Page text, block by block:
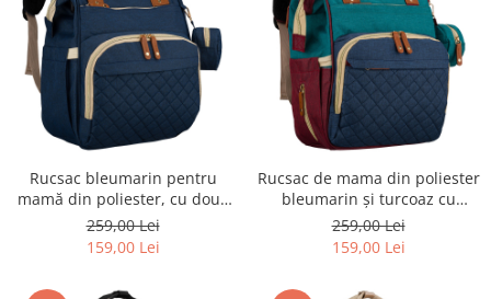
Rucsac bleumarin pentru
mamă din poliester, cu două
compartimente, cu fermoar -
Peterson
259,00 Lei
159,00 Lei
Rucsac de mama din poliester
bleumarin și turcoaz cu
închidere cu fermoar -
Peterson
259,00 Lei
159,00 Lei